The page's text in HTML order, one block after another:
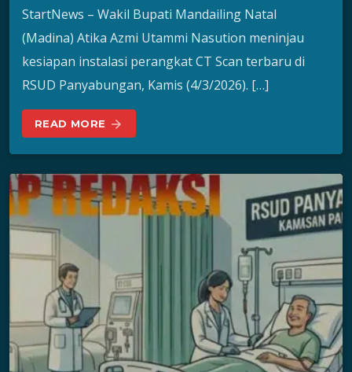
StartNews – Wakil Bupati Mandailing Natal
(Madina) Atika Azmi Utammi Nasution meninjau
kesiapan instalasi perangkat CT Scan terbaru di
RSUD Panyabungan, Kamis (4/3/2026). […]
READ MORE arrow_forward